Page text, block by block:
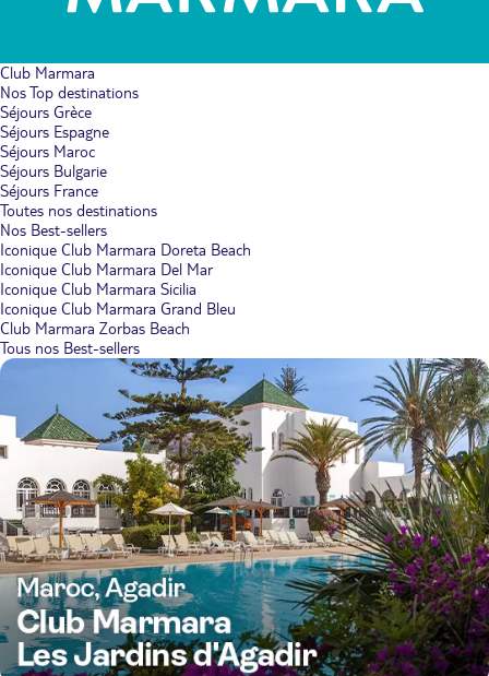
Club Marmara
Nos Top destinations
Séjours Grèce
Séjours Espagne
Séjours Maroc
Séjours Bulgarie
Séjours France
Toutes nos destinations
Nos Best-sellers
Iconique Club Marmara Doreta Beach
Iconique Club Marmara Del Mar
Iconique Club Marmara Sicilia
Iconique Club Marmara Grand Bleu
Club Marmara Zorbas Beach
Tous nos Best-sellers